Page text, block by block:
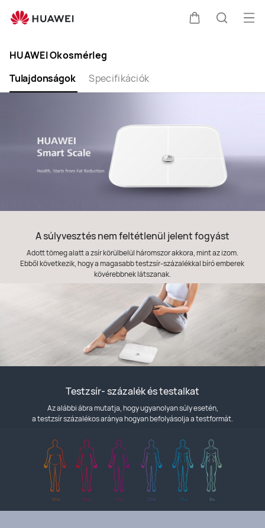
Okosmérleg
HUAWEI Okosmérleg
Tulajdonságok
Specifikációk
A súlyvesztés nem feltétlenül jelent fogyást
Adott tömeg alatt a zsír körülbelül háromszor akkora, mint az izom.
Ebből következik, hogy a magasabb testzsír-százalékkal bíró emberek
kövérebbnek látszanak.
Testzsír- százalék és testalkat
Az alábbi ábra mutatja, hogy ugyanolyan súly esetén,
a testzsír százalékos aránya hogyan befolyásolja a testformát.